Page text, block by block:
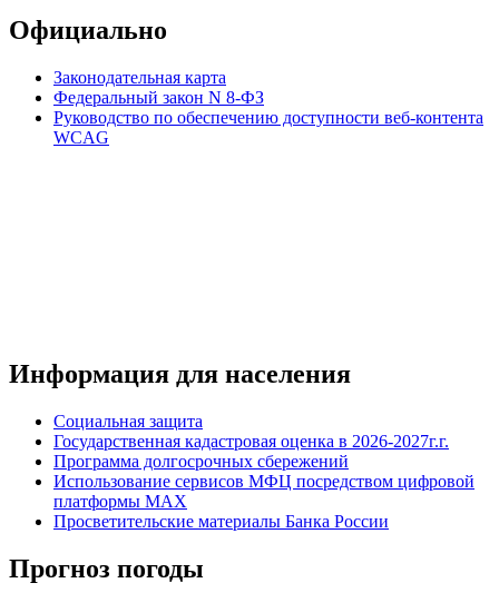
Официально
Законодательная карта
Федеральный закон N 8-ФЗ
Руководство по обеспечению доступности веб-контента
WCAG
Информация для населения
Социальная защита
Государственная кадастровая оценка в 2026-2027г.г.
Программа долгосрочных сбережений
Использование сервисов МФЦ посредством цифровой
платформы MAX
Просветительские материалы Банка России
Прогноз погоды